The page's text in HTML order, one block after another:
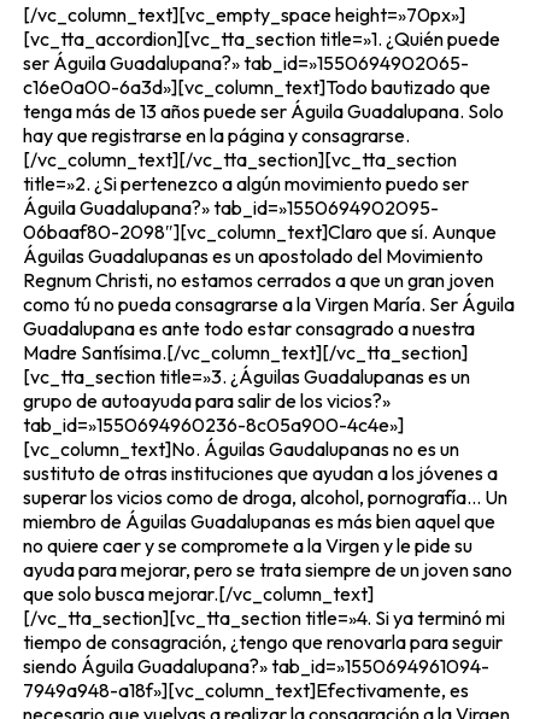
[/vc_column_text][vc_empty_space height=»70px»]
[vc_tta_accordion][vc_tta_section title=»1. ¿Quién puede
ser Águila Guadalupana?» tab_id=»1550694902065-
c16e0a00-6a3d»][vc_column_text]Todo bautizado que
tenga más de 13 años puede ser Águila Guadalupana. Solo
hay que registrarse en la página y consagrarse.
[/vc_column_text][/vc_tta_section][vc_tta_section
title=»2. ¿Si pertenezco a algún movimiento puedo ser
Águila Guadalupana?» tab_id=»1550694902095-
06baaf80-2098″][vc_column_text]Claro que sí. Aunque
Águilas Guadalupanas es un apostolado del Movimiento
Regnum Christi, no estamos cerrados a que un gran joven
como tú no pueda consagrarse a la Virgen María. Ser Águila
Guadalupana es ante todo estar consagrado a nuestra
Madre Santísima.[/vc_column_text][/vc_tta_section]
[vc_tta_section title=»3. ¿Águilas Guadalupanas es un
grupo de autoayuda para salir de los vicios?»
tab_id=»1550694960236-8c05a900-4c4e»]
[vc_column_text]No. Águilas Gaudalupanas no es un
sustituto de otras instituciones que ayudan a los jóvenes a
superar los vicios como de droga, alcohol, pornografía… Un
miembro de Águilas Guadalupanas es más bien aquel que
no quiere caer y se compromete a la Virgen y le pide su
ayuda para mejorar, pero se trata siempre de un joven sano
que solo busca mejorar.[/vc_column_text]
[/vc_tta_section][vc_tta_section title=»4. Si ya terminó mi
tiempo de consagración, ¿tengo que renovarla para seguir
siendo Águila Guadalupana?» tab_id=»1550694961094-
7949a948-a18f»][vc_column_text]Efectivamente, es
necesario que vuelvas a realizar la consagración a la Virgen